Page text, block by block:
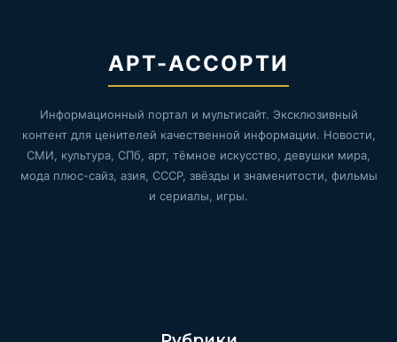
АРТ-АССОРТИ
Информационный портал и мультисайт. Эксклюзивный
контент для ценителей качественной информации. Новости,
СМИ, культура, СПб, арт, тёмное искусство, девушки мира,
мода плюс-сайз, азия, СССР, звёзды и знаменитости, фильмы
и сериалы, игры.